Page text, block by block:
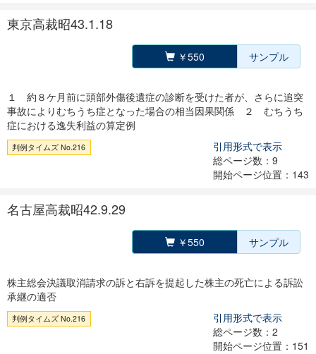
東京高裁昭43.1.18
￥550 サンプル
１ 約８ケ月前に頭部外傷後遺症の診断を受けた者が、さらに追突
事故によりむちうち症となった場合の相当因果関係 ２ むちうち
症における逸失利益の算定例
判例タイムズ No.216
引用形式で表示
総ページ数：9
開始ページ位置：143
名古屋高裁昭42.9.29
￥550 サンプル
株主総会決議取消請求の訴と右訴を提起した株主の死亡による訴訟
承継の適否
判例タイムズ No.216
引用形式で表示
総ページ数：2
開始ページ位置：151